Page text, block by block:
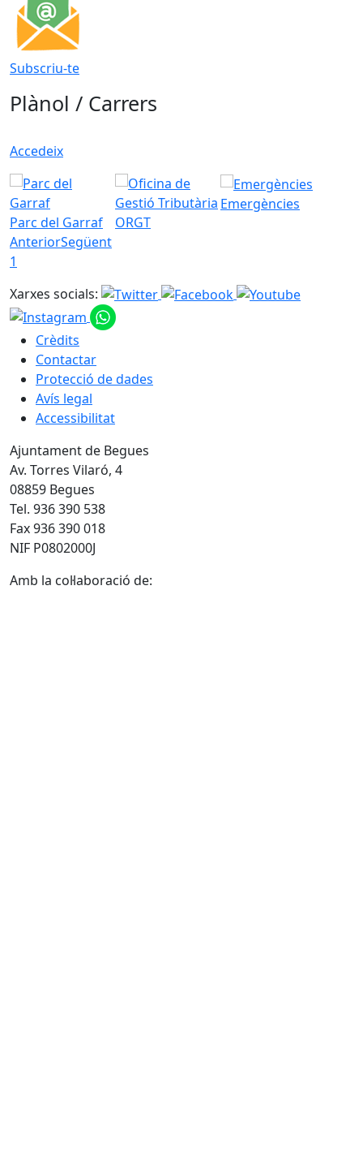
Subscriu-te
Plànol / Carrers
Accedeix
Parc del Garraf ORGT
Emergències
AnteriorSegüent
1
Xarxes socials:
Crèdits
Contactar
Protecció de dades
Avís legal
Accessibilitat
Ajuntament de Begues
Av. Torres Vilaró, 4
08859 Begues
Tel. 936 390 538
Fax 936 390 018
NIF P0802000J
Amb la col·laboració de: